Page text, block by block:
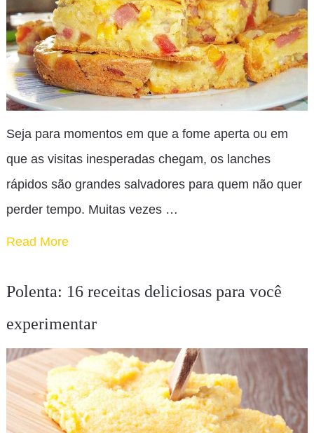
Seja para momentos em que a fome aperta ou em
que as visitas inesperadas chegam, os lanches
rápidos são grandes salvadores para quem não quer
perder tempo. Muitas vezes …
Read More
Polenta: 16 receitas deliciosas para você
experimentar